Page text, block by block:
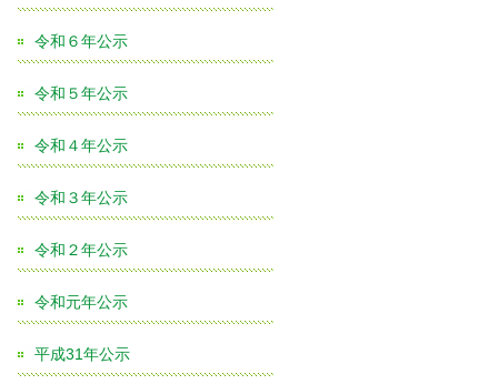
令和６年公示
令和５年公示
令和４年公示
令和３年公示
令和２年公示
令和元年公示
平成31年公示